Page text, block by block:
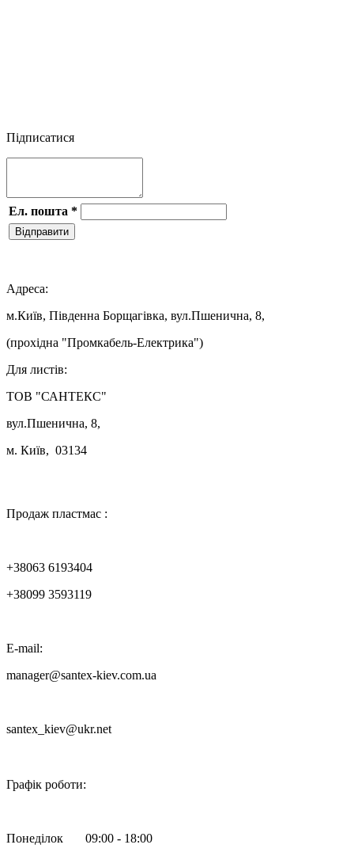
Підписатися
Ел. пошта *
Відправити
Адреса:
м.Київ, Південна Борщагівка, вул.Пшенична, 8,
(прохідна "Промкабель-Електрика")
Для листів:
ТОВ "САНТЕКС"
вул.Пшенична, 8,
м. Київ, 03134
Продаж пластмас :
+38063 6193404
+38099 3593119
E-mail:
manager@santex-kiev.com.ua
santex_kiev@ukr.net
Графік роботи:
Понеділок 09:00 - 18:00